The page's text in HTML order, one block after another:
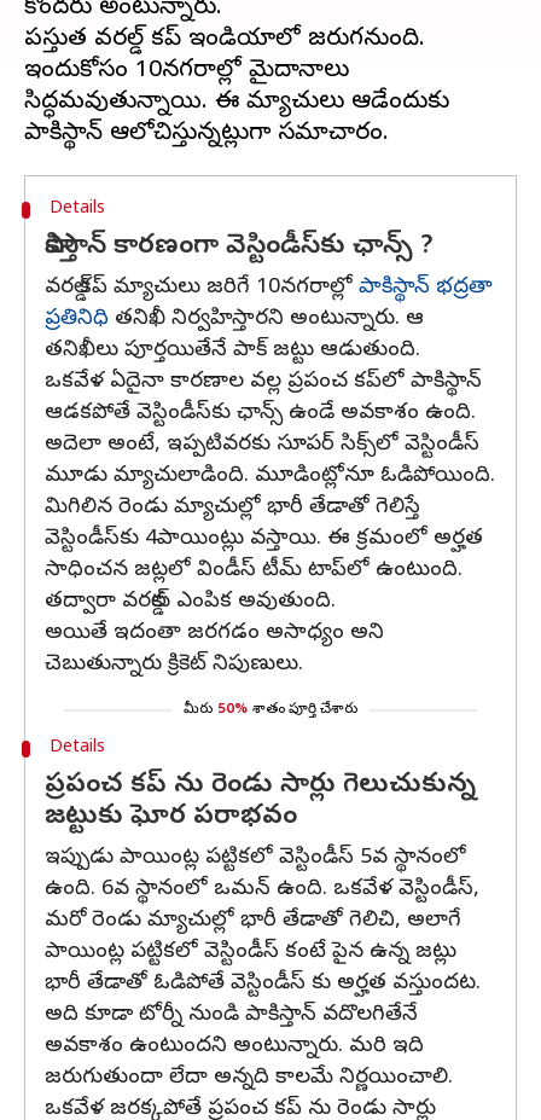
కొందరు అంటున్నారు.
ప్రస్తుత వరల్డ్ కప్ ఇండియాలో జరుగనుంది.
ఇందుకోసం 10నగరాల్లో మైదానాలు
సిద్ధమవుతున్నాయి. ఈ మ్యాచులు ఆడేందుకు
Details
పాకిస్తాన్ కారణంగా వెస్టిండీస్‌కు ఛాన్స్ ?
వరల్డ్ కప్ మ్యాచులు జరిగే 10నగరాల్లో పాకిస్థాన్ భద్రతా
ప్రతినిధి తనిఖీ నిర్వహిస్తారని అంటున్నారు. ఆ
తనిఖీలు పూర్తయితేనే పాక్ జట్టు ఆడుతుంది.
ఒకవేళ ఏదైనా కారణాల వల్ల ప్రపంచ కప్‌లో పాకిస్థాన్
ఆడకపోతే వెస్టిండీస్‌కు ఛాన్స్ ఉండే అవకాశం ఉంది.
అదెలా అంటే, ఇప్పటివరకు సూపర్ సిక్స్‌లో వెస్టిండీస్
మూడు మ్యాచులాడింది. మూడింట్లోనూ ఓడిపోయింది.
మిగిలిన రెండు మ్యాచుల్లో భారీ తేడాతో గెలిస్తే
వెస్టిండీస్‌కు 4పాయింట్లు వస్తాయి. ఈ క్రమంలో అర్హత
సాధించన జట్లలో విండీస్ టీమ్ టాప్‌లో ఉంటుంది.
తద్వారా వరల్డ్‌కు ఎంపిక అవుతుంది.
అయితే ఇదంతా జరగడం అసాధ్యం అని
చెబుతున్నారు క్రికెట్ నిపుణులు.
మీరు 50% శాతం పూర్తి చేశారు
Details
ప్రపంచ కప్ ను రెండు సార్లు గెలుచుకున్న
జట్టుకు ఘోర పరాభవం
ఇప్పుడు పాయింట్ల పట్టికలో వెస్టిండీస్ 5వ స్థానంలో
ఉంది. 6వ స్థానంలో ఒమన్ ఉంది. ఒకవేళ వెస్టిండీస్,
మరో రెండు మ్యాచుల్లో భారీ తేడాతో గెలిచి, అలాగే
పాయింట్ల పట్టికలో వెస్టిండీస్ కంటే పైన ఉన్న జట్లు
భారీ తేడాతో ఓడిపోతే వెస్టిండీస్ కు అర్హత వస్తుందట.
అది కూడా టోర్నీ నుండి పాకిస్తాన్ వదొలగితేనే
అవకాశం ఉంటుందని అంటున్నారు. మరి ఇది
జరుగుతుందా లేదా అన్నది కాలమే నిర్ణయించాలి.
ఒకవేళ జరక్కపోతే ప్రపంచ కప్ ను రెండు సార్లు